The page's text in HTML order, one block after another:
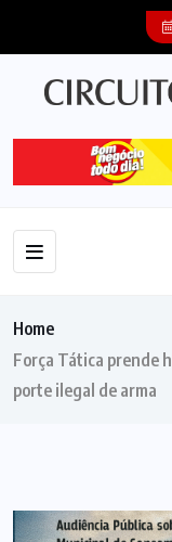
Home
Força Tática prende
porte ilegal de arma